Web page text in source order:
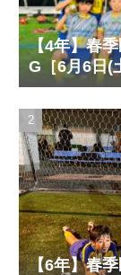
【4年】春
G［6月6日(
ート』『試
【6年】春